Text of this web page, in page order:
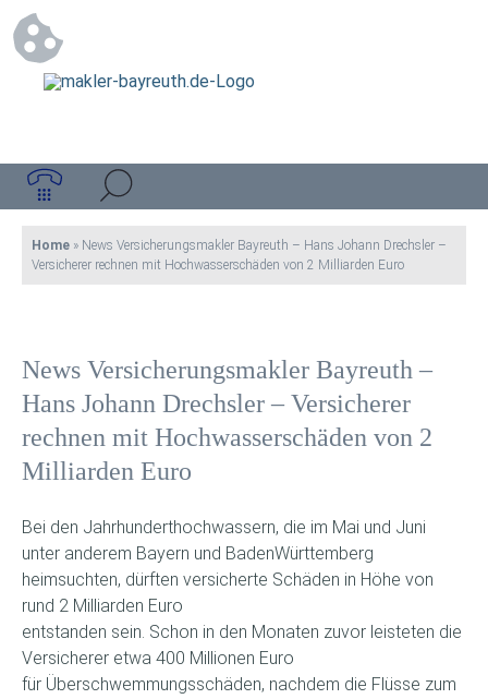
Home » News Versicherungsmakler Bayreuth – Hans Johann Drechsler –
Versicherer rechnen mit Hochwasserschäden von 2 Milliarden Euro
News Versicherungsmakler Bayreuth –
Hans Johann Drechsler – Versicherer
rechnen mit Hochwasserschäden von 2
Milliarden Euro
Bei den Jahrhunderthochwassern, die im Mai und Juni
unter anderem Bayern und BadenWürttemberg
heimsuchten, dürften versicherte Schäden in Höhe von
rund 2 Milliarden Euro
entstanden sein. Schon in den Monaten zuvor leisteten die
Versicherer etwa 400 Millionen Euro
für Überschwemmungsschäden, nachdem die Flüsse zum